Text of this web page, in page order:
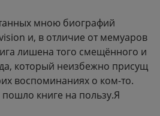
мною биографий
и, в отличие от мемуаров
лишена того смещённого и
который неизбежно присущ
воспоминаниях о ком-то.
пошло книге на пользу.Я
потому что мне трудно